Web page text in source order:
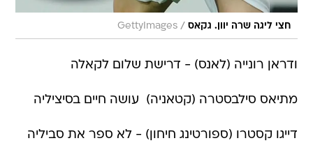
חצי ליגה שרה יוון. גקאס /
GettyImages
ודראן רונייה (לאנס) - דרישת שלום לקאלה
מתיאס סילבסטרה (קטאניה)  עושה חיים בסיציליה
דייגו קסטרו (ספורטינג חיחון) - לא ספר את סביליה